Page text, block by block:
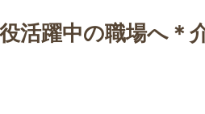
活躍中の職場へ＊